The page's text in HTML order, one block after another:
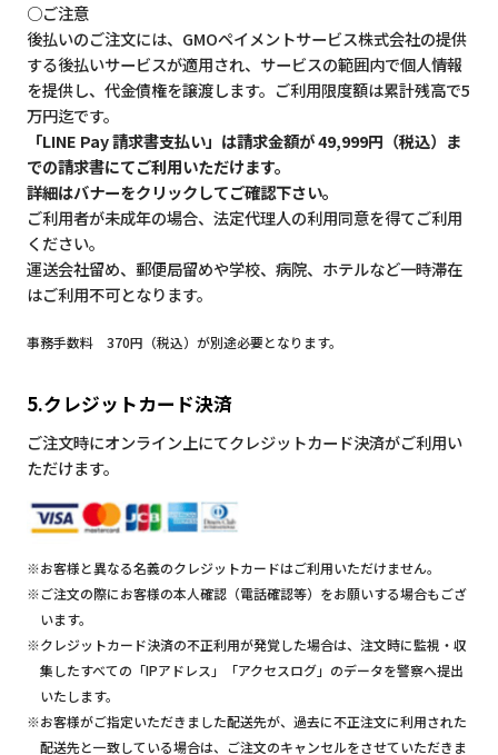
○ご注意
後払いのご注文には、GMOペイメントサービス株式会社の提供
する後払いサービスが適用され、サービスの範囲内で個人情報
を提供し、代金債権を譲渡します。ご利用限度額は累計残高で5
万円迄です。
「LINE Pay 請求書支払い」は請求金額が 49,999円（税込）ま
での請求書にてご利用いただけます。
詳細はバナーをクリックしてご確認下さい。
ご利用者が未成年の場合、法定代理人の利用同意を得てご利用
ください。
運送会社留め、郵便局留めや学校、病院、ホテルなど一時滞在
はご利用不可となります。
事務手数料 370円（税込）が別途必要となります。
5.クレジットカード決済
ご注文時にオンライン上にてクレジットカード決済がご利用い
ただけます。
※お客様と異なる名義のクレジットカードはご利用いただけません。
※ご注文の際にお客様の本人確認（電話確認等）をお願いする場合もござ
います。
※クレジットカード決済の不正利用が発覚した場合は、注文時に監視・収
集したすべての「IPアドレス」「アクセスログ」のデータを警察へ提出
いたします。
※お客様がご指定いただきました配送先が、過去に不正注文に利用された
配送先と一致している場合は、ご注文のキャンセルをさせていただきま